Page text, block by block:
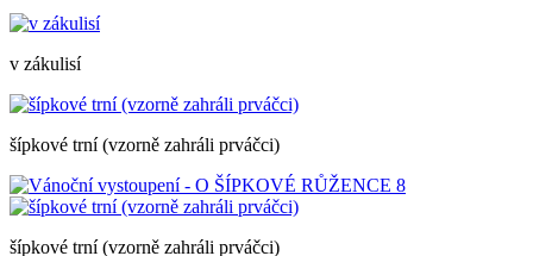
v zákulisí
šípkové trní (vzorně zahráli prváčci)
šípkové trní (vzorně zahráli prváčci)